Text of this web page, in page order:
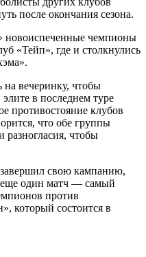
после окончания сезона.
новоиспеченные чемпионы
«Тейп», где и столкнулись
вечеринку, чтобы
в последнем туре
противостояние клубов
что обе группы
разногласия, чтобы
свою кампанию,
еще один матч — самый
против
который состоится в